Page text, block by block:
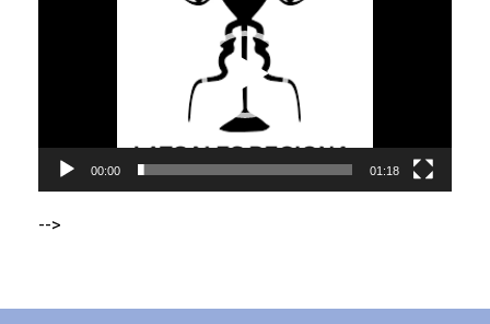
00:00 01:18
-->